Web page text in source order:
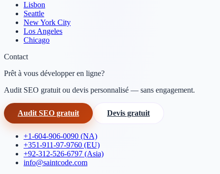
Lisbon
Seattle
New York City
Los Angeles
Chicago
Contact
Prêt à vous développer en ligne?
Audit SEO gratuit ou devis personnalisé — sans engagement.
Audit SEO gratuit Devis gratuit
+1-604-906-0090 (NA)
+351-911-97-9760 (EU)
+92-312-526-6797 (Asia)
info@saintcode.com